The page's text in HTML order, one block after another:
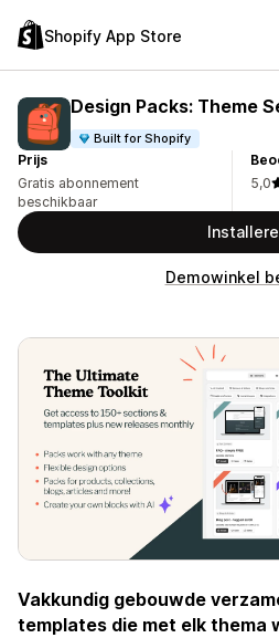
Shopify App Store
Design Packs: Theme
Built for Shopify
Prijs
Gratis abonnement
beschikbaar
5,0
Demowinkel
Vakkundig gebouwde
templates die met elk thema